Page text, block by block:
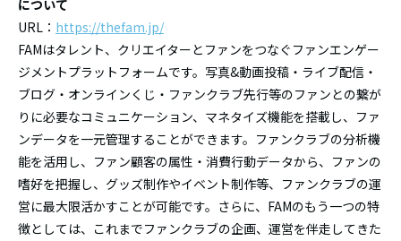
について
URL： https://thefam.jp/
FAMはタレント、クリエイターとファンをつなぐファンエンゲー
ジメントプラットフォームです。写真&動画投稿・ライブ配信・
ブログ・オンラインくじ・ファンクラブ先行等のファンとの繋が
りに必要なコミュニケーション、マネタイズ機能を搭載し、ファ
ンデータを一元管理することができます。ファンクラブの分析機
能を活用し、ファン顧客の属性・消費行動データから、ファンの
嗜好を把握し、グッズ制作やイベント制作等、ファンクラブの運
営に最大限活かすことが可能です。さらに、FAMのもう一つの特
徴としては、これまでファンクラブの企画、運営を伴走してきた